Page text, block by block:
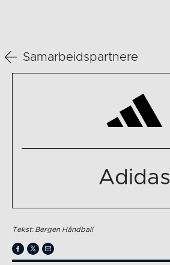
Samarbeidspartnere
Adidas
Tekst: Bergen Håndball